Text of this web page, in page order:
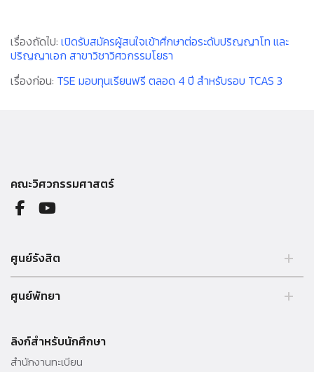
เรื่องถัดไป: เปิดรับสมัครผู้สนใจเข้าศึกษาต่อระดับปริญญาโท และ
ปริญญาเอก สาขาวิชาวิศวกรรมโยธา
เรื่องก่อน: TSE มอบทุนเรียนฟรี ตลอด 4 ปี สำหรับรอบ TCAS 3
คณะวิศวกรรมศาสตร์
ศูนย์รังสิต
99 หมู่ 18 ถ.พหลโยธิน คลองหลวง รังสิต ปทุมธานี 12121 ประเทศไทย.
Tel. 02 564 3001 -9
ศูนย์พัทยา
010 - 69 ต่อ 3000
ลิงก์สำหรับนักศึกษา
สำนักงานทะเบียน